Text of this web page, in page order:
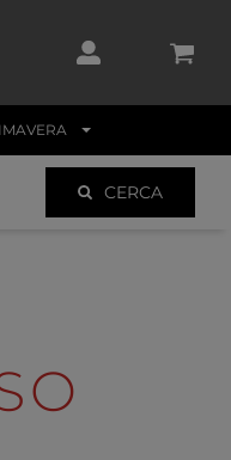
CERCA